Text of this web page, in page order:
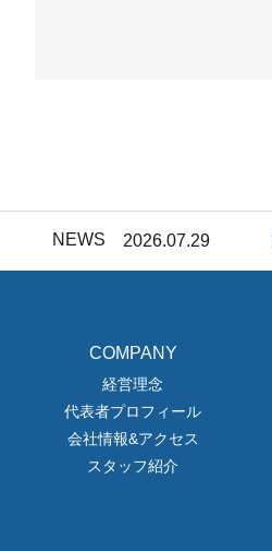
NEWS 2026.07.29
2026.08.07
2026.07.29
2026.07.10
COMPANY
経営理念
代表者プロフィール
会社情報&アクセス
スタッフ紹介